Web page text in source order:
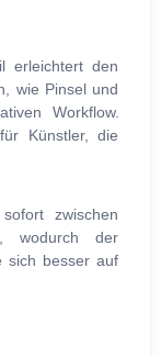
erleichtert den
wie Pinsel und
Workflow.
Künstler, die
zwischen
wodurch der
sich besser auf